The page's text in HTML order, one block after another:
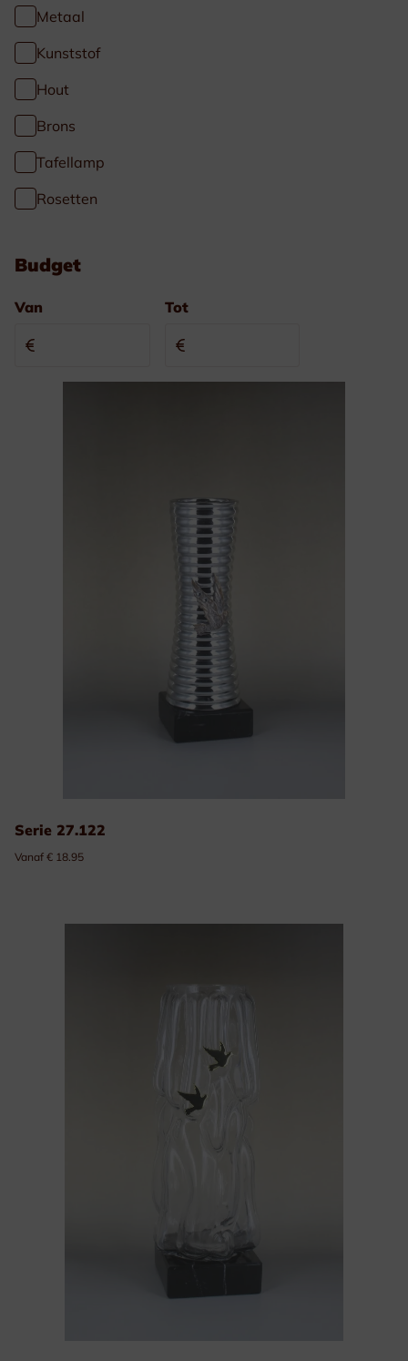
Metaal
Kunststof
Hout
Brons
Tafellamp
Rosetten
Budget
Van Tot
Serie 27.122
Vanaf € 18.95